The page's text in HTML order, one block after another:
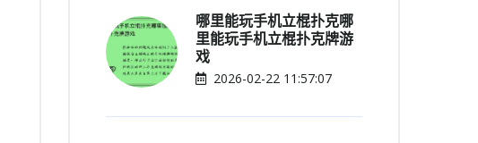
哪里能玩手机立棍扑克哪
里能玩手机立棍扑克牌游
戏
2026-02-22 11:57:07